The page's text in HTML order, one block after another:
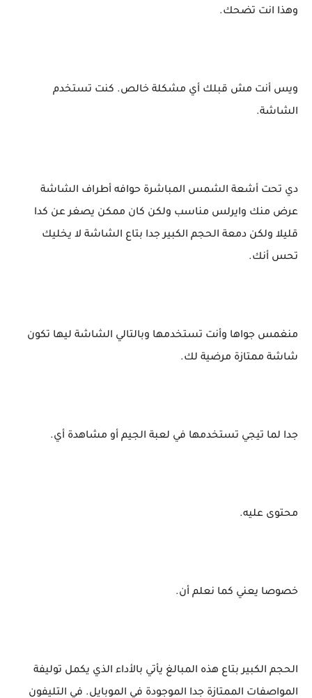
وهذا انت تضحك.
ويس أنت مش قبلك أي مشكلة خالص. كنت تستخدم
الشاشة.
دي تحت أشعة الشمس المباشرة حوافه أطراف الشاشة
عرض منك وايرلس مناسب ولكن كان ممكن يصغر عن كدا
قليلا ولكن دمعة الحجم الكبير جدا بتاع الشاشة لا يخليك
تحس أنك.
منغمس جواها وأنت تستخدمها وبالتالي الشاشة ليها تكون
شاشة ممتازة مرضية لك.
جدا لما تيجي تستخدمها في لعبة الجيم أو مشاهدة أي.
محتوى عليه.
خصوصا يعني كما نعلم أن.
الحجم الكبير بتاع هذه المبالغ يأتي بالأداء الذي يكمل توليفة
المواصفات الممتازة جدا الموجودة في الموبايل. في التليفون